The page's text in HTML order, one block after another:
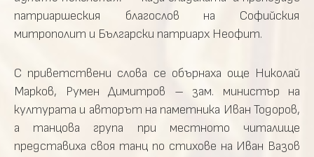
патриаршеския благослов на Софийския
митрополит и Български патриарх Неофит.
С приветствени слова се обърнаха още Николай
Марков, Румен Димитров – зам. министър на
културата и авторът на паметника Иван Тодоров,
а танцова група при местното читалище
представиха своя танц по стихове на Иван Вазов